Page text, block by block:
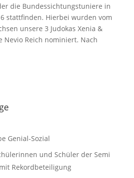
die Bundessichtungstuniere in
stattfinden. Hierbei wurden vom
unsere 3 Judokas Xenia &
Nevio Reich nominiert. Nach
Genial-Sozial
und Schüler der Semi
Rekordbeteiligung